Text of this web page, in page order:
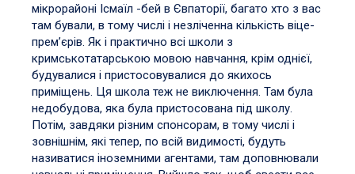
мікрорайоні Ісмаїл -бей в Євпаторії, багато хто з вас
там бували, в тому числі і незліченна кількість віце-
прем’єрів. Як і практично всі школи з
кримськотатарською мовою навчання, крім однієї,
будувалися і пристосовувалися до якихось
приміщень. Ця школа теж не виключення. Там була
недобудова, яка була пристосована під школу.
Потім, завдяки різним спонсорам, в тому числі і
зовнішнім, які тепер, по всій видимості, будуть
називатися іноземними агентами, там доповнювали